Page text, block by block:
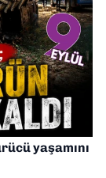
yaşamını